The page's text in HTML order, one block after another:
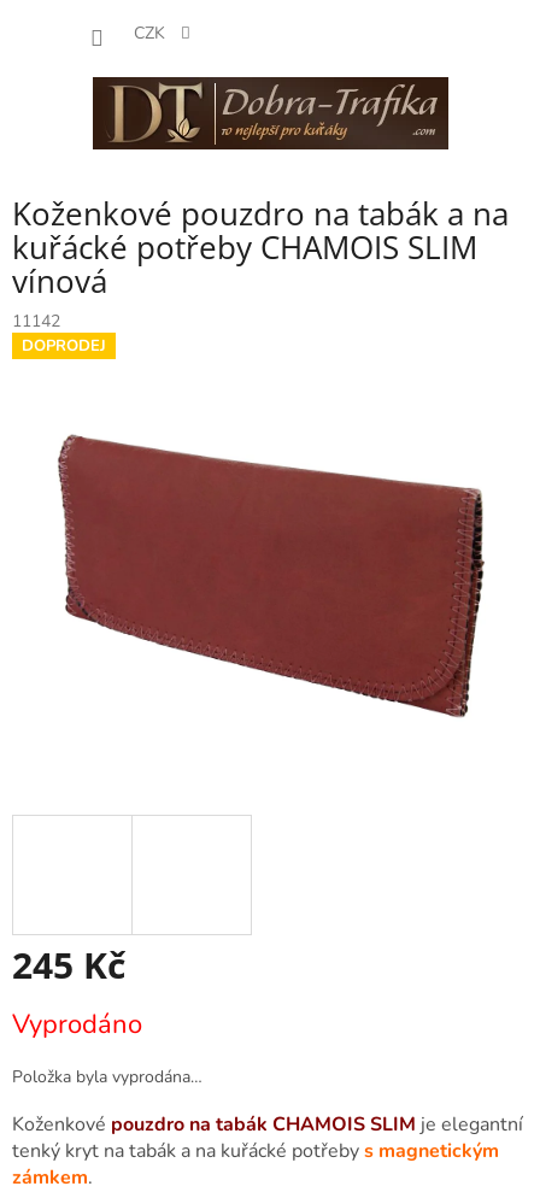
CZK
Koženkové pouzdro na tabák a na
kuřácké potřeby CHAMOIS SLIM
vínová
11142
DOPRODEJ
245 Kč
cena:
Vyprodáno
Položka byla vyprodána…
Koženkové pouzdro na tabák CHAMOIS SLIM je elegantní
tenký kryt na tabák a na kuřácké potřebys magnetickým
zámkem.